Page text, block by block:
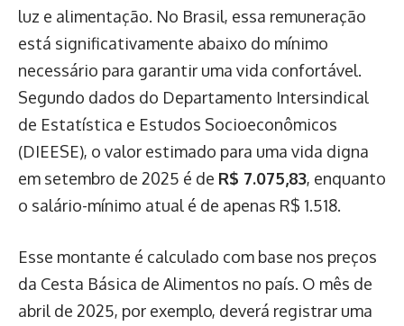
luz e alimentação. No Brasil, essa remuneração
está significativamente abaixo do mínimo
necessário para garantir uma vida confortável.
Segundo dados do Departamento Intersindical
de Estatística e Estudos Socioeconômicos
(DIEESE), o valor estimado para uma vida digna
em setembro de 2025 é de R$ 7.075,83, enquanto
o salário-mínimo atual é de apenas R$ 1.518.
Esse montante é calculado com base nos preços
da Cesta Básica de Alimentos no país. O mês de
abril de 2025, por exemplo, deverá registrar uma